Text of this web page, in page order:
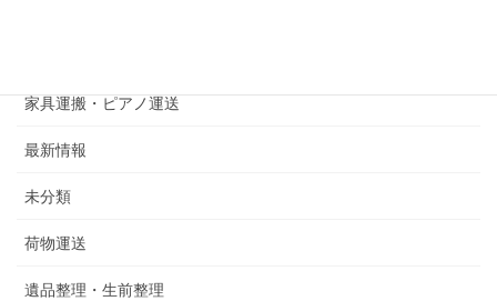
家具運搬・ピアノ運送
最新情報
未分類
荷物運送
遺品整理・生前整理